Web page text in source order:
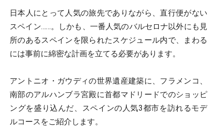
日本人にとって人気の旅先でありながら、直行便がない
スペイン……。しかも、一番人気のバルセロナ以外にも見
所のあるスペインを限られたスケジュール内で、まわる
には事前に綿密な計画を立てる必要があります。
アントニオ・ガウディの世界遺産建築に、フラメンコ、
南部のアルハンブラ宮殿に首都マドリードでのショッピ
ングを盛り込んだ、スペインの人気3都市を訪れるモデ
ルコースをご紹介します。